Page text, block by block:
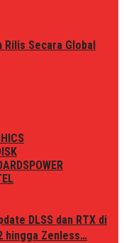
Secara Global
POWER
DLSS dan RTX di
hingga Zenless…